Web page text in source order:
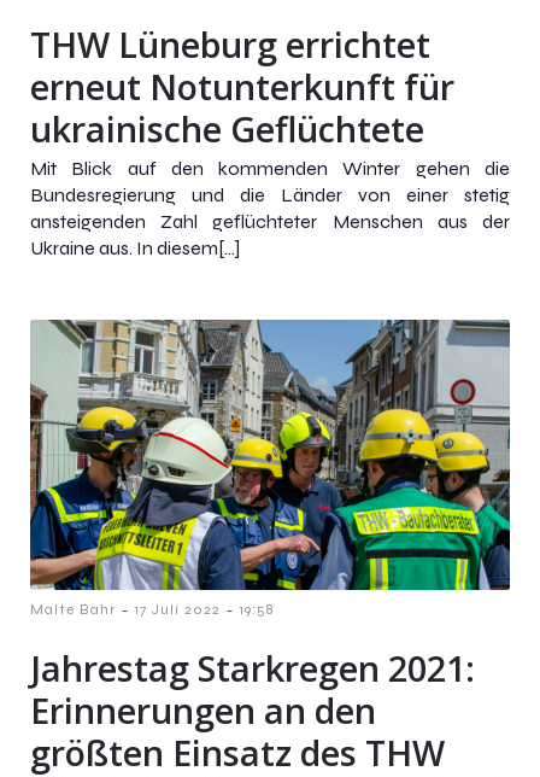
THW Lüneburg errichtet
erneut Notunterkunft für
ukrainische Geflüchtete
Mit Blick auf den kommenden Winter gehen die
Bundesregierung und die Länder von einer stetig
ansteigenden Zahl geflüchteter Menschen aus der
Ukraine aus. In diesem[…]
Malte Bahr - 17 Juli 2022 - 19:58
Jahrestag Starkregen 2021:
Erinnerungen an den
größten Einsatz des THW